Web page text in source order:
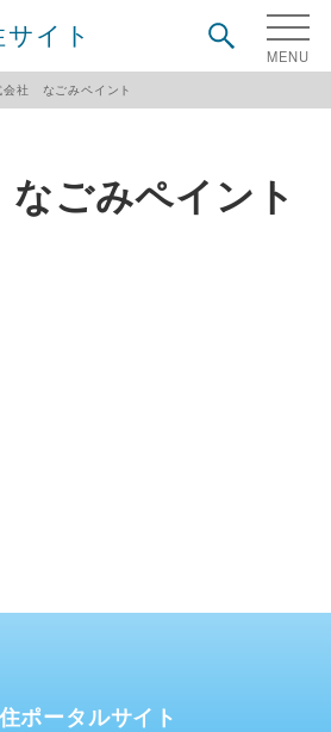
イト
会社 なごみペイント
ごみペイント
ポータルサイト